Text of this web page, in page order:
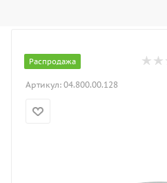
Распродажа
Артикул: 04.800.00.128